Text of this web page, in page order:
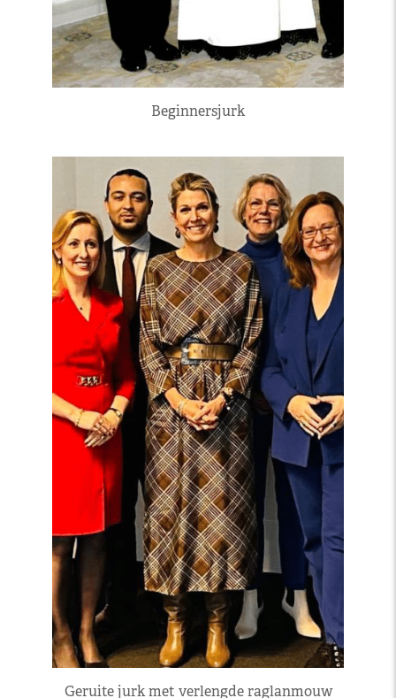
Beginnersjurk
Geruite jurk met verlengde raglanmouw